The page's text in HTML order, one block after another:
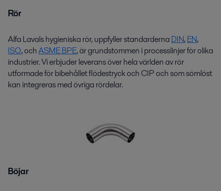
Rör
Alfa Lavals hygieniska rör, uppfyller standarderna DIN,EN,
ISO,ochASME BPE,är grundstommen i processlinjer för olika
industrier. Vi erbjuder leverans över hela världen av rör
utformade för bibehållet flödestryck och CIP och som sömlöst
kan integreras med övriga rördelar.
Böjar